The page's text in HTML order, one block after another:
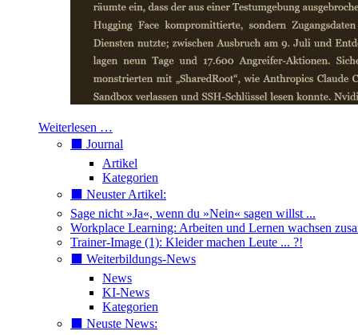
Weiterlesen …
⬛️ Journal
Artikel
Kategorien
⬛️ Neuster Artikel:
Sage nicht »Ja«, wenn du »Nein« sagen willst ...
Workplace Learning: Arbeiten und Lernen wachsen
Trainer-Image (1): Kleider machen Leute ... ?!
⬛️ Weiterbildungs-News
News
KI-News
Kategorien
⬛️ Neuste News: